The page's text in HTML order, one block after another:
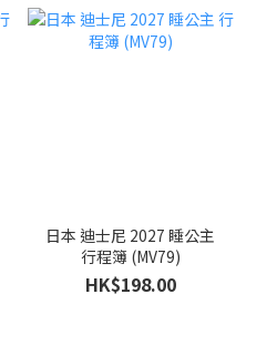
日本 迪士尼 2027 睡公主
行程簿 (MV79)
HK$198.00